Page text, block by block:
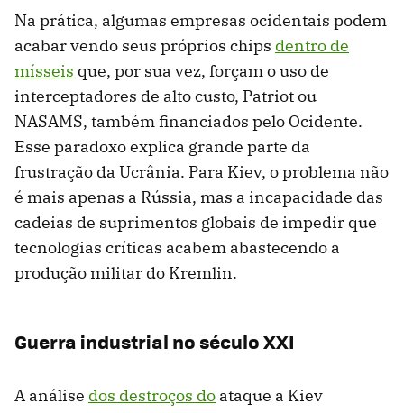
Na prática, algumas empresas ocidentais podem
acabar vendo seus próprios chips dentro de
mísseis que, por sua vez, forçam o uso de
interceptadores de alto custo, Patriot ou
NASAMS, também financiados pelo Ocidente.
Esse paradoxo explica grande parte da
frustração da Ucrânia. Para Kiev, o problema não
é mais apenas a Rússia, mas a incapacidade das
cadeias de suprimentos globais de impedir que
tecnologias críticas acabem abastecendo a
produção militar do Kremlin.
Guerra industrial no século XXI
A análise dos destroços do ataque a Kiev